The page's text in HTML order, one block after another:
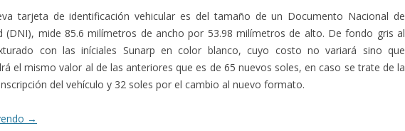
tarjeta de identificación vehicular es del tamaño de un Documento Nacional de
(DNI), mide 85.6 milímetros de ancho por 53.98 milímetros de alto. De fondo gris al
con las iníciales Sunarp en color blanco, cuyo costo no variará sino que
el mismo valor al de las anteriores que es de 65 nuevos soles, en caso se trate de la
del vehículo y 32 soles por el cambio al nuevo formato.
→